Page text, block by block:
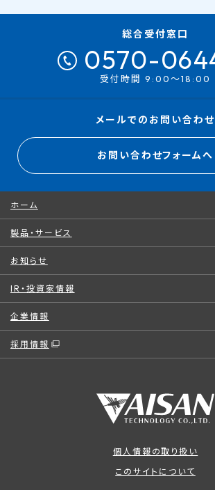
総合受付窓口
0570-
受付時間 9:00～18:00
メールでのお問い合わせ
お問い合わせフォームへ
ホーム
製品・サービス
お知らせ
IR・投資家情報
企業情報
採用情報
個人情報の取り扱い
このサイトについて